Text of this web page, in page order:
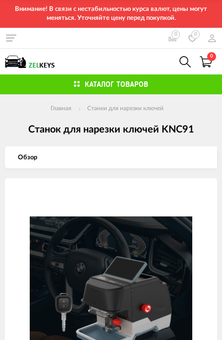
Внимание! В связи с нестабильностью курса валют, цены могут
меняться. Уточняйте цену перед покупкой.
0 0
0
КАТАЛОГ ТОВАРОВ
Главная Станки для нарезки ключей
Станок для нарезки ключей KNC91
Обзор